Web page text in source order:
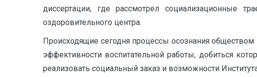
диссертации, где рассмотрел социализационные
оздоровительного центра.
Происходящие сегодня процессы осознания
эффективности воспитательной работы, добиться
реализовать социальный заказ и возможности